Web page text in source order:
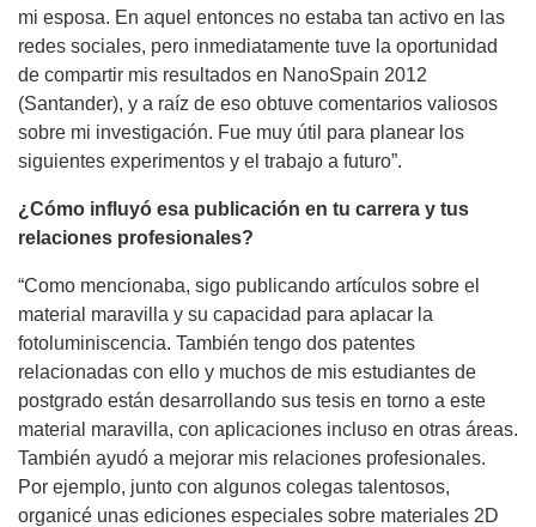
mi esposa. En aquel entonces no estaba tan activo en las
redes sociales, pero inmediatamente tuve la oportunidad
de compartir mis resultados en NanoSpain 2012
(Santander), y a raíz de eso obtuve comentarios valiosos
sobre mi investigación. Fue muy útil para planear los
siguientes experimentos y el trabajo a futuro”.
¿Cómo influyó esa publicación en tu carrera y tus
relaciones profesionales?
“Como mencionaba, sigo publicando artículos sobre el
material maravilla y su capacidad para aplacar la
fotoluminiscencia. También tengo dos patentes
relacionadas con ello y muchos de mis estudiantes de
postgrado están desarrollando sus tesis en torno a este
material maravilla, con aplicaciones incluso en otras áreas.
También ayudó a mejorar mis relaciones profesionales.
Por ejemplo, junto con algunos colegas talentosos,
organicé unas ediciones especiales sobre materiales 2D